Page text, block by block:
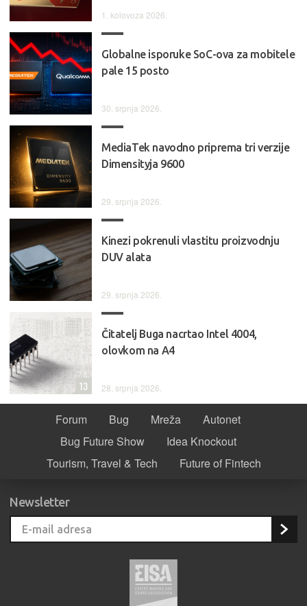
1. kolovoza 2026.
Globalne isporuke SoC-ova za mobitele
pale 15 posto
30. srpnja 2026.
MediaTek navodno priprema tri verzije
Dimensityja 9600
29. srpnja 2026.
Kinezi pokrenuli vlastitu proizvodnju
DUV alata
29. srpnja 2026.
Čitatelj Buga nacrtao Intel 4004,
olovkom na A4
28. srpnja 2026.
13
Forum Bug Mreža
Autonet
Bug Future Show
Idea Knockout
Tourism, Travel & Tech
Future of Fintech
Newsletter